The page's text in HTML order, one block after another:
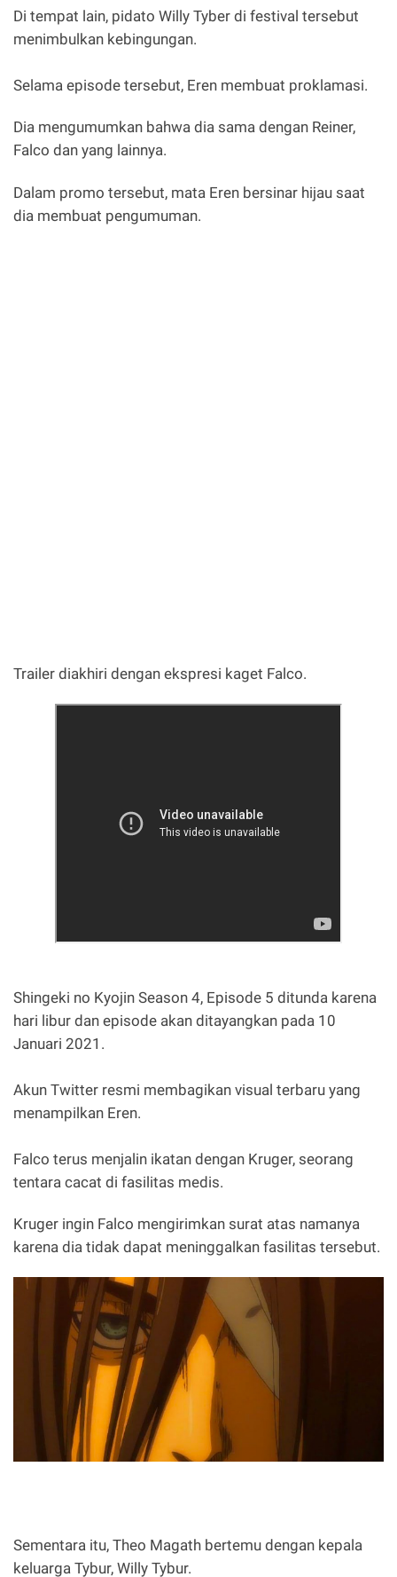
Di tempat lain, pidato Willy Tyber di festival tersebut
menimbulkan kebingungan.
Selama episode tersebut, Eren membuat proklamasi.
Dia mengumumkan bahwa dia sama dengan Reiner,
Falco dan yang lainnya.
Dalam promo tersebut, mata Eren bersinar hijau saat
dia membuat pengumuman.
Trailer diakhiri dengan ekspresi kaget Falco.
Shingeki no Kyojin Season 4, Episode 5 ditunda karena
hari libur dan episode akan ditayangkan pada 10
Januari 2021.
Akun Twitter resmi membagikan visual terbaru yang
menampilkan Eren.
Falco terus menjalin ikatan dengan Kruger, seorang
tentara cacat di fasilitas medis.
Kruger ingin Falco mengirimkan surat atas namanya
karena dia tidak dapat meninggalkan fasilitas tersebut.
Sementara itu, Theo Magath bertemu dengan kepala
keluarga Tybur, Willy Tybur.